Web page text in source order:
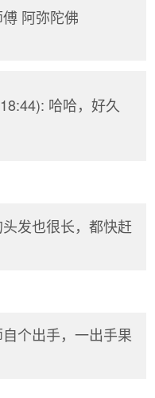
阿弥陀佛
哈哈，好久
发也很长，都快赶
个出手，一出手果